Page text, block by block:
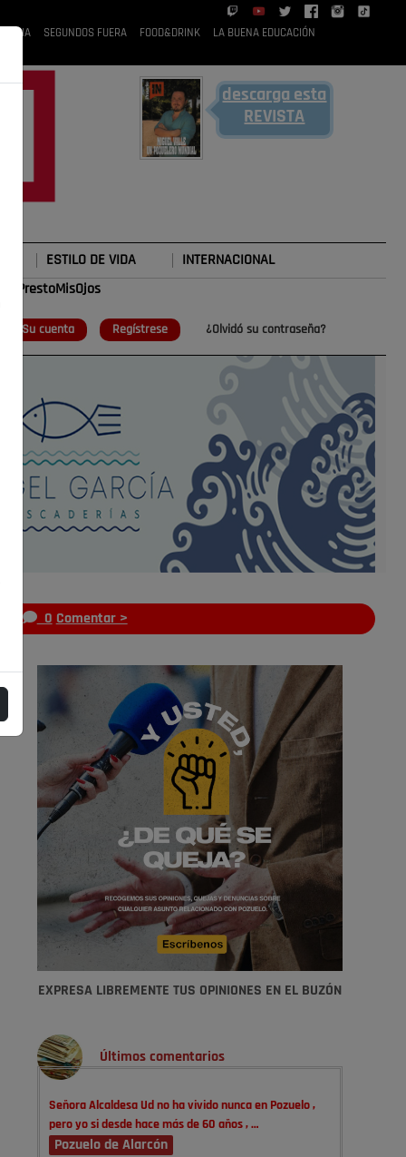
RUBIA SEGUNDOS FUERA FOOD&DRINK
LA BUENA EDUCACIÓN
descarga esta
REVISTA
ESTILO DE VIDA INTERNACIONAL
#TePrestoMisOjos
Su cuenta Regístrese ¿Olvidó su contraseña?
0 Comentar >
EXPRESA LIBREMENTE TUS OPINIONES EN EL BUZÓN
Últimos comentarios
Señora Alcaldesa Ud no ha vivido nunca en Pozuelo ,
pero yo si desde hace más de 60 años , …
Pozuelo de Alarcón